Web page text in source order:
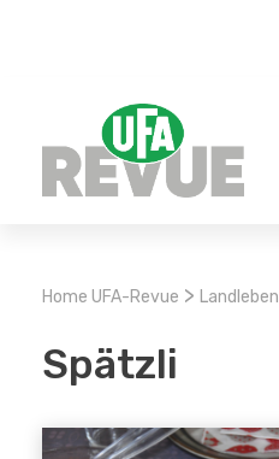
Home UFA-Revue > Landleben
Spätzli